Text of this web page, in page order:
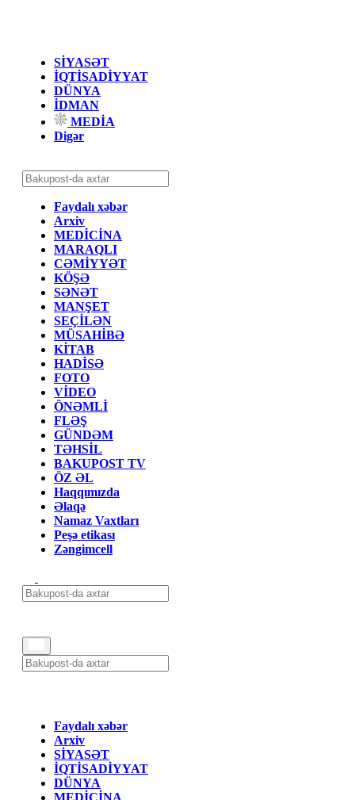
SİYASƏT
İQTİSADİYYAT
DÜNYA
İDMAN
MEDİA
Digər
Faydalı xəbər
Arxiv
MEDİCİNA
MARAQLI
CƏMİYYƏT
KÖŞƏ
SƏNƏT
MANŞET
SEÇİLƏN
MÜSAHİBƏ
KİTAB
HADİSƏ
FOTO
VİDEO
ÖNƏMLİ
FLƏŞ
GÜNDƏM
TƏHSİL
BAKUPOST TV
ÖZ ƏL
Haqqımızda
Əlaqə
Namaz Vaxtları
Peşə etikası
Zəngimcell
Faydalı xəbər
Arxiv
SİYASƏT
İQTİSADİYYAT
DÜNYA
MEDİCİNA